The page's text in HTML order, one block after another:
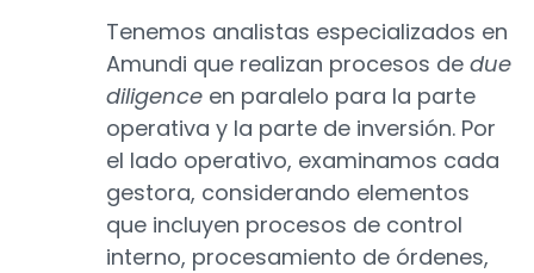
Tenemos analistas especializados en
Amundi que realizan procesos de due
diligence en paralelo para la parte
operativa y la parte de inversión. Por
el lado operativo, examinamos cada
gestora, considerando elementos
que incluyen procesos de control
interno, procesamiento de órdenes,